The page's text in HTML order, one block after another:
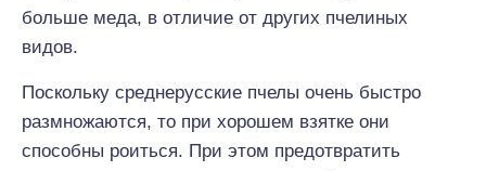
больше меда, в отличие от других пчелиных
видов.
Поскольку среднерусские пчелы очень быстро
размножаются, то при хорошем взятке они
способны роиться. При этом предотвратить